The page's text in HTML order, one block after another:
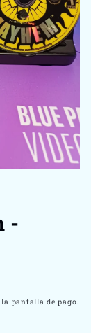
-
pantalla de pago.